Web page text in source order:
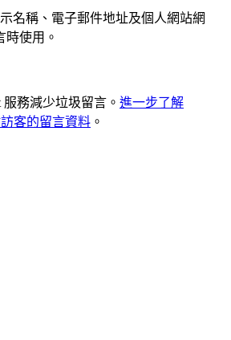
名稱、電子郵件地址及個人網站網
時使用。
務減少垃圾留言。 進一步了解
客的留言資料 。